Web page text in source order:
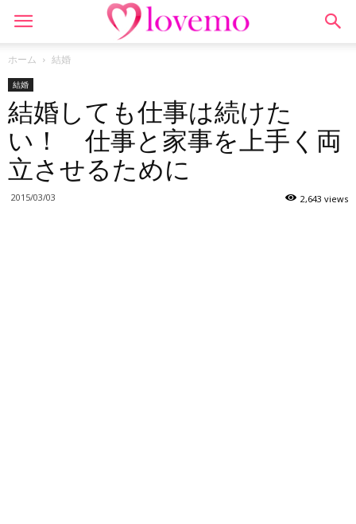
ホーム 結婚
結婚
結婚しても仕事は続けた
い！ 仕事と家事を上手く両
立させるために
2015/03/03 2,643 views